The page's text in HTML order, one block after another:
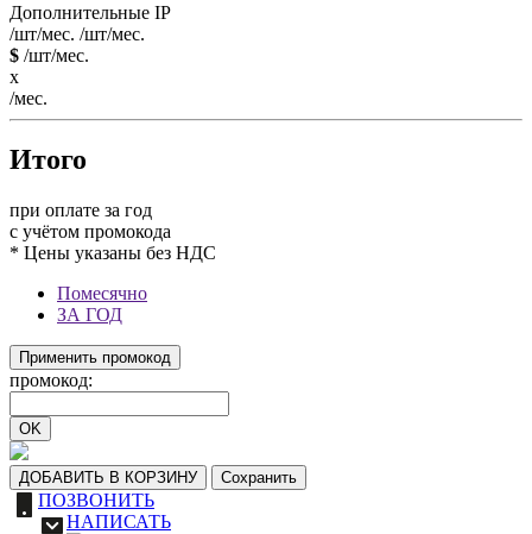
Дополнительные IP
/шт/мес. /шт/мес.
$ /шт/мес.
x
/мес.
Итого
при оплате за год
c учётом промокода
* Цены указаны без НДС
Помесячно
ЗА ГОД
Применить промокод
промокод:
OK
ДОБАВИТЬ В КОРЗИНУ Сохранить
ПОЗВОНИТЬ
НАПИСАТЬ